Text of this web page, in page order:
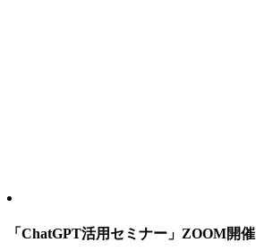
「ChatGPT活用セミナー」ZOOM開催